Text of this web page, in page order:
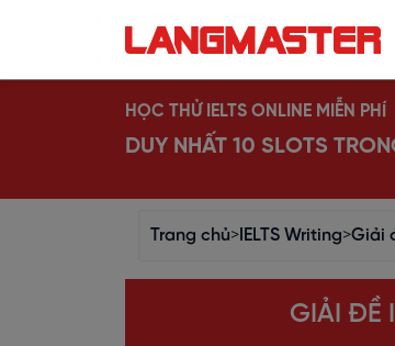
HỌC THỬ IELTS ONLINE MIỄN PHÍ
DUY NHẤT 10 SLOTS
Trang chủ> IELTS Writing>Giải
GIẢI ĐỀ